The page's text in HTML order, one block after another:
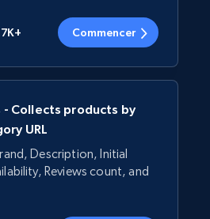
Commencer
Collects products by
URL
Description, Initial
Reviews count, and